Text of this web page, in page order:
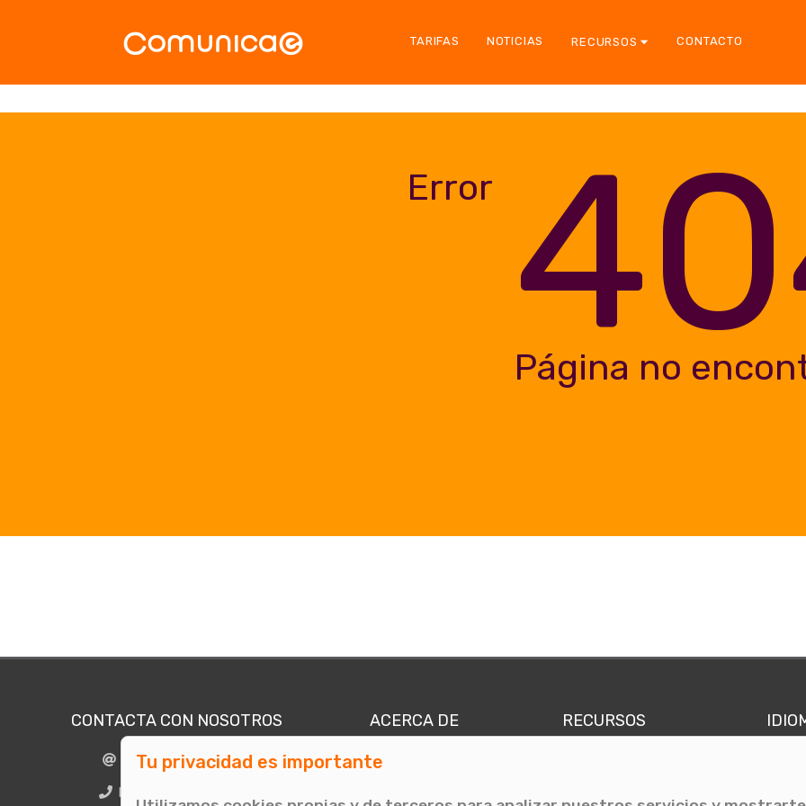
TARIFAS NOTICIAS RECURSOS CONTACTO
Error
Página no
CONTACTA CON NOSOTROS
info@comunicae.com
BCN + 34 931 702 774
ACERCA DE
Quiénes somos
RECURSOS
Tu privacidad es importante